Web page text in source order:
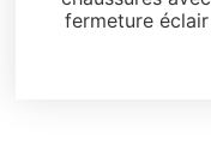
fermeture éclair